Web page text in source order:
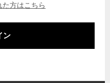
方はこちら
ン